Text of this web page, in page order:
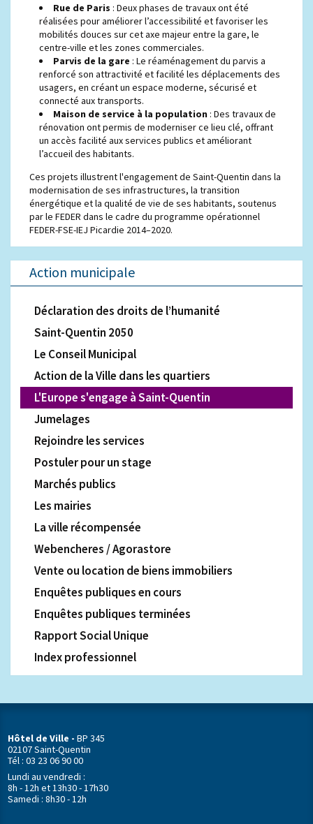
Rue de Paris : Deux phases de travaux ont été
réalisées pour améliorer l’accessibilité et favoriser les
mobilités douces sur cet axe majeur entre la gare, le
centre-ville et les zones commerciales.
Parvis de la gare : Le réaménagement du parvis a
renforcé son attractivité et facilité les déplacements des
usagers, en créant un espace moderne, sécurisé et
connecté aux transports.
Maison de service à la population : Des travaux de
rénovation ont permis de moderniser ce lieu clé, offrant
un accès facilité aux services publics et améliorant
l’accueil des habitants.
Ces projets illustrent l'engagement de Saint-Quentin dans la
modernisation de ses infrastructures, la transition
énergétique et la qualité de vie de ses habitants, soutenus
par le FEDER dans le cadre du programme opérationnel
FEDER-FSE-IEJ Picardie 2014–2020.
Action municipale
Déclaration des droits de l’humanité
Saint-Quentin 2050
Le Conseil Municipal
Action de la Ville dans les quartiers
L'Europe s'engage à Saint-Quentin
Jumelages
Rejoindre les services
Postuler pour un stage
Marchés publics
Les mairies
La ville récompensée
Webencheres / Agorastore
Vente ou location de biens immobiliers
Enquêtes publiques en cours
Enquêtes publiques terminées
Rapport Social Unique
Index professionnel
Hôtel de Ville - BP 345
02107 Saint-Quentin
Tél : 03 23 06 90 00
Lundi au vendredi :
8h - 12h et 13h30 - 17h30
Samedi : 8h30 - 12h